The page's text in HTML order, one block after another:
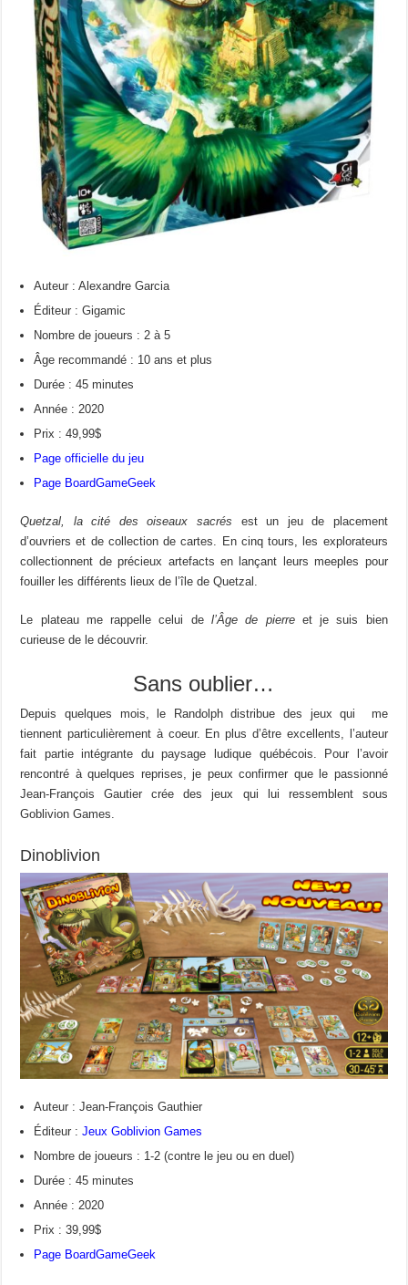
Auteur : Alexandre Garcia
Éditeur : Gigamic
Nombre de joueurs : 2 à 5
Âge recommandé : 10 ans et plus
Durée : 45 minutes
Année : 2020
Prix : 49,99$
Page officielle du jeu
Page BoardGameGeek
Quetzal, la cité des oiseaux sacrés est un jeu de placement
d’ouvriers et de collection de cartes. En cinq tours, les explorateurs
collectionnent de précieux artefacts en lançant leurs meeples pour
fouiller les différents lieux de l’île de Quetzal.
Le plateau me rappelle celui de l’Âge de pierreet je suis bien
curieuse de le découvrir.
Sans oublier…
Depuis quelques mois, le Randolph distribue des jeux qui me
tiennent particulièrement à coeur. En plus d’être excellents, l’auteur
fait partie intégrante du paysage ludique québécois. Pour l’avoir
rencontré à quelques reprises, je peux confirmer que le passionné
Jean-François Gautier crée des jeux qui lui ressemblent sous
Goblivion Games.
Dinoblivion
Auteur : Jean-François Gauthier
Éditeur :Jeux Goblivion Games
Nombre de joueurs : 1-2 (contre le jeu ou en duel)
Durée : 45 minutes
Année : 2020
Prix : 39,99$
Page BoardGameGeek